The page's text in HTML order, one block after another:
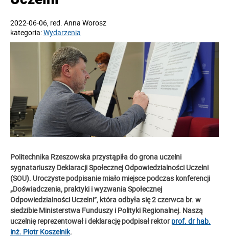
2022-06-06, red. Anna Worosz
kategoria:Wydarzenia
Politechnika Rzeszowska przystąpiła do grona uczelni
sygnatariuszy Deklaracji Społecznej Odpowiedzialności Uczelni
(SOU). Uroczyste podpisanie miało miejsce podczas konferencji
„Doświadczenia, praktyki i wyzwania Społecznej
Odpowiedzialności Uczelni”, która odbyła się 2 czerwca br. w
siedzibie Ministerstwa Funduszy i Polityki Regionalnej. Naszą
uczelnię reprezentował i deklarację podpisał rektor prof. dr hab.
inż. Piotr Koszelnik.